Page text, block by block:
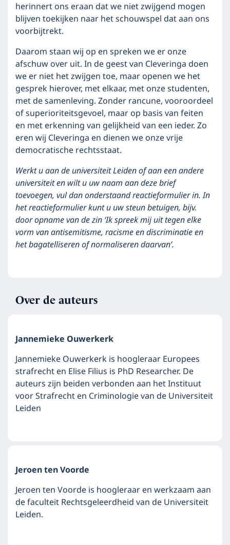
herinnert ons eraan dat we niet zwijgend mogen
blijven toekijken naar het schouwspel dat aan ons
voorbijtrekt.
Daarom staan wij op en spreken we er onze
afschuw over uit. In de geest van Cleveringa doen
we er niet het zwijgen toe, maar openen we het
gesprek hierover, met elkaar, met onze studenten,
met de samenleving. Zonder rancune, vooroordeel
of superioriteitsgevoel, maar op basis van feiten
en met erkenning van gelijkheid van een ieder. Zo
eren wij Cleveringa en dienen we onze vrije
democratische rechtsstaat.
Werkt u aan de universiteit Leiden of aan een andere
universiteit en wilt u uw naam aan deze brief
toevoegen, vul dan onderstaand reactieformulier in. In
het reactieformulier kunt u uw steun betuigen, bijv.
door opname van de zin ‘Ik spreek mij uittegen elke
vorm van antisemitisme, racisme en discriminatie en
het bagatelliseren of normaliseren daarvan’.
Over de auteurs
Jannemieke Ouwerkerk
Jannemieke Ouwerkerk is hoogleraar Europees
strafrecht en Elise Filius is PhD Researcher. De
auteurs zijn beiden verbonden aan het Instituut
voor Strafrecht en Criminologie van de Universiteit
Leiden
Jeroen ten Voorde
Jeroen ten Voorde is hoogleraar en werkzaam aan
de faculteit Rechtsgeleerdheid van de Universiteit
Leiden.